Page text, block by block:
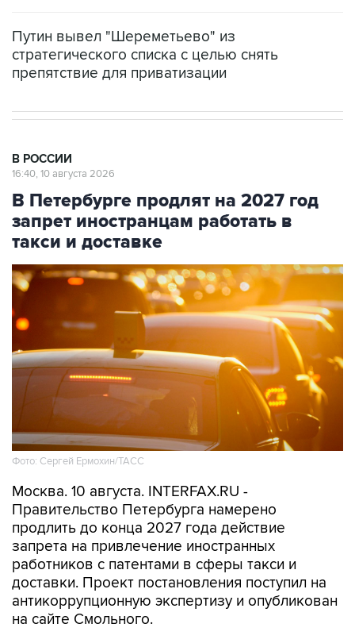
Путин вывел "Шереметьево" из
стратегического списка с целью снять
препятствие для приватизации
В РОССИИ
16:40, 10 августа 2026
В Петербурге продлят на 2027 год
запрет иностранцам работать в
такси и доставке
Фото: Сергей Ермохин/ТАСС
Москва. 10 августа. INTERFAX.RU -
Правительство Петербурга намерено
продлить до конца 2027 года действие
запрета на привлечение иностранных
работников с патентами в сферы такси и
доставки. Проект постановления поступил на
антикоррупционную экспертизу и опубликован
на сайте Смольного.